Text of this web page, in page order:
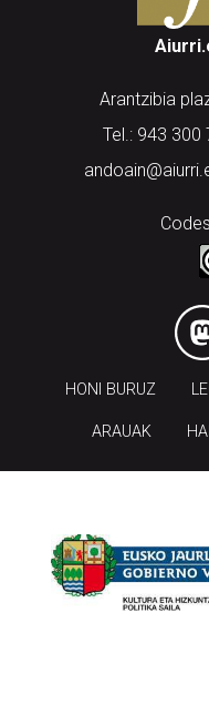
Arantzibia
Tel.: 943 300
HONI BURUZ
ARAUAK